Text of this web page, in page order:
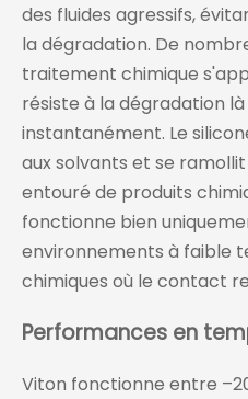
des fluides agressifs,
la dégradation. De
traitement chimique
résiste à la dégradation
instantanément. Le
aux solvants et se
entouré de produits
fonctionne bien
environnements à faible
chimiques où le contact
Performances en
Viton fonctionne entre